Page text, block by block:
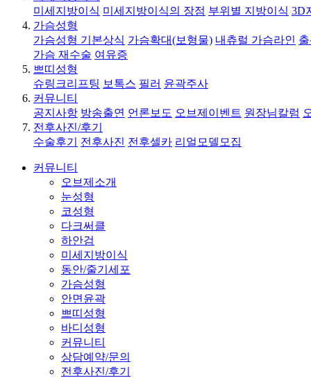
미세지방이식 미세지방이식의 장점 부위별 지방이식 3D
가슴성형
가슴성형 기본상식 가슴확대(보형물) 내츄럴 가슴라인
가슴 재수술 여유증
쁘띠성형
슈링크리프팅 보톡스 필러 윤곽주사
커뮤니티
공지사항 방송출연 언론보도 오브제이벤트 원장님칼럼
전후사진/후기
수술후기
전후사진 전후셀카 리얼모델모집
커뮤니티
오브제소개
눈성형
코성형
다크써클
하안검
미세지방이식
동안/줄기세포
가슴성형
안면윤곽
쁘띠성형
바디성형
커뮤니티
상담예약/문의
전후사진/후기